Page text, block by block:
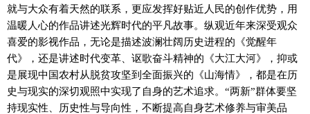
就与大众有着天然的联系，更应发挥好贴近人民的创作优势，用
温暖人心的作品讲述光辉时代的平凡故事。纵观近年来深受观众
喜爱的影视作品，无论是描述波澜壮阔历史进程的《觉醒年
代》，还是讲述时代变革、讴歌奋斗精神的《大江大河》，抑或
是展现中国农村从脱贫攻坚到全面振兴的《山海情》，都是在历
史与现实的深切观照中实现了自身的艺术追求。“两新”群体要坚
持现实性、历史性与导向性，不断提高自身艺术修养与审美品